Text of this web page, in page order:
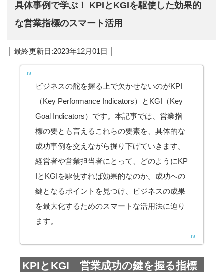
具体事例で学ぶ！ KPIとKGIを駆使した効果的
な営業指標のスマート活用
│ 最終更新日:2023年12月01日 │
ビジネスの舵を握る上で欠かせないのがKPI
（Key Performance Indicators）とKGI（Key
Goal Indicators）です。本記事では、営業指
標の要とも言えるこれらの要素を、具体的な
成功事例を交えながら掘り下げていきます。
経営者や営業担当者にとって、どのようにKP
IとKGIを駆使すれば効果的なのか。成功への
鍵となるポイントを見つけ、ビジネスの成果
を最大化するためのスマートな活用法に迫り
ます。
KPIとKGI 営業成功の鍵を握る指標